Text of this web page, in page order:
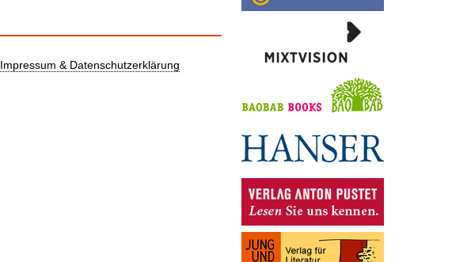
Impressum & Datenschutzerklärung